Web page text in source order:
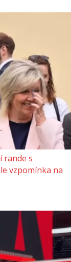
rande s
vzpomínka na